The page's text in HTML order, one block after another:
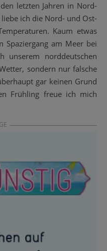
letz­ten Jah­ren in Nord­
ich die Nord- und Ost­
Kaum etwas
am Meer bei
unse­rem nord­deut­schen
son­dern nur fal­sche
gar kei­nen Grund
Früh­ling freue ich mich